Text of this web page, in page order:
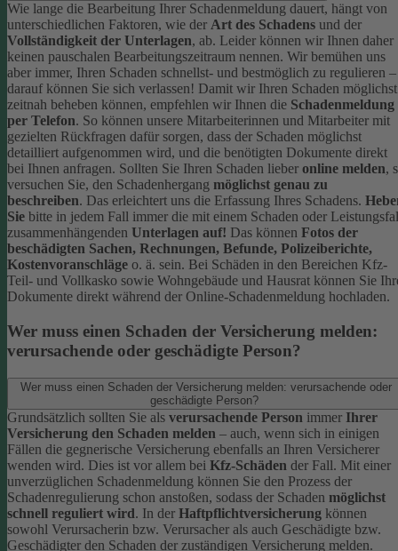
Wie lange die Bearbeitung Ihrer Schadenmeldung dauert, hängt von
unterschiedlichen Faktoren, wie der Art des Schadens und der
Vollständigkeit der Unterlagen, ab. Leider können wir Ihnen daher
keinen pauschalen Bearbeitungszeitraum nennen. Wir bemühen uns
aber immer, Ihren Schaden schnellst- und bestmöglich zu regulieren –
darauf können Sie sich verlassen! Damit wir Ihren Schaden möglichst
zeitnah beheben können, empfehlen wir Ihnen die Schadenmeldung
per Telefon. So können unsere Mitarbeiterinnen und Mitarbeiter mit
gezielten Rückfragen dafür sorgen, dass der Schaden möglichst
detailliert aufgenommen wird, und die benötigten Dokumente direkt
bei Ihnen anfragen. Sollten Sie Ihren Schaden lieber online melden,
versuchen Sie, den Schadenhergang möglichst genau zu
beschreiben. Das erleichtert uns die Erfassung Ihres Schadens.
Sie bitte in jedem Fall immer die mit einem Schaden oder
zusammenhängenden Unterlagen auf! Das können Fotos der
beschädigten Sachen, Rechnungen, Befunde, Polizeiberichte,
Kostenvoranschläge o. ä. sein. Bei Schäden in den Bereichen Kfz-
Teil- und Vollkasko sowie Wohngebäude und Hausrat können Sie
Dokumente direkt während der Online-Schadenmeldung hochladen.
Wer muss einen Schaden der Versicherung melden:
verursachende oder geschädigte Person?
Wer muss einen Schaden der Versicherung melden: verursachende oder
geschädigte Person?
Grundsätzlich sollten Sie als verursachende Person immer Ihrer
Versicherung den Schaden melden – auch, wenn sich in einigen
Fällen die gegnerische Versicherung ebenfalls an Ihren Versicherer
wenden wird. Dies ist vor allem bei Kfz-Schäden der Fall. Mit einer
unverzüglichen Schadenmeldung können Sie den Prozess der
Schadenregulierung schon anstoßen, sodass der Schaden möglichst
schnell reguliert wird. In der Haftpflichtversicherung können
sowohl Verursacherin bzw. Verursacher als auch Geschädigte bzw.
Geschädigter den Schaden der zuständigen Versicherung melden.